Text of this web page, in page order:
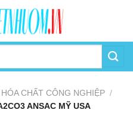
HÓA CHẤT CÔNG NGHIỆP /
ANSAC MỸ USA